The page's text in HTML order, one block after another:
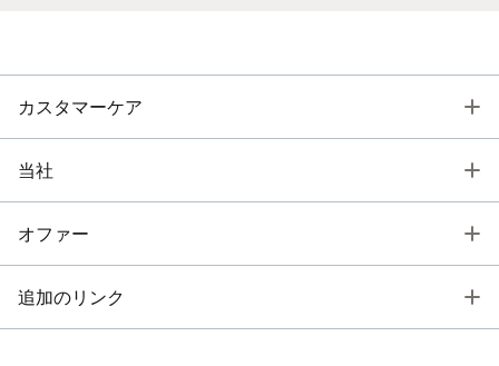
カスタマーケア
当社
オファー
追加のリンク